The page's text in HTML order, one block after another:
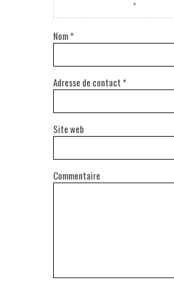
*
Nom*
Adresse de contact *
Site web
Commentaire